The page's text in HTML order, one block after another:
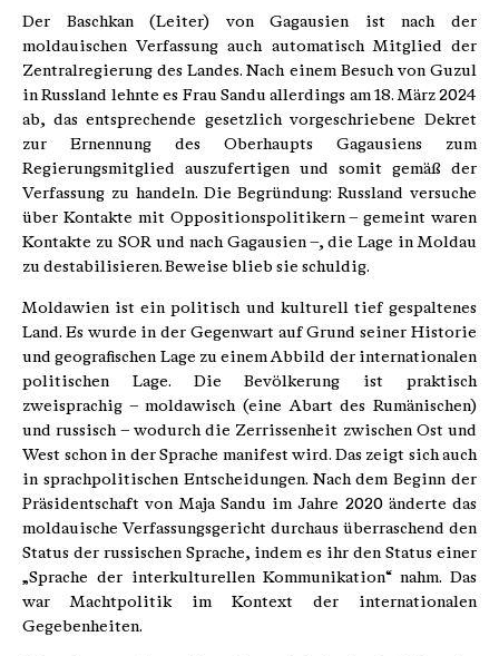
Der Baschkan (Leiter) von Gagausien ist nach der
moldauischen Verfassung auch automatisch Mitglied der
Zentralregierung des Landes. Nach einem Besuch von Guzul
in Russland lehnte es Frau Sandu allerdings am 18. März 2024
ab, das entsprechende gesetzlich vorgeschriebene Dekret
zur Ernennung des Oberhaupts Gagausiens zum
Regierungsmitglied auszufertigen und somit gemäß der
Verfassung zu handeln. Die Begründung: Russland versuche
über Kontakte mit Oppositionspolitikern – gemeint waren
Kontakte zu SOR und nach Gagausien –, die Lage in Moldau
zu destabilisieren. Beweise blieb sie schuldig.
Moldawien ist ein politisch und kulturell tief gespaltenes
Land. Es wurde in der Gegenwart auf Grund seiner Historie
und geografischen Lage zu einem Abbild der internationalen
politischen Lage. Die Bevölkerung ist praktisch
zweisprachig – moldawisch (eine Abart des Rumänischen)
und russisch – wodurch die Zerrissenheit zwischen Ost und
West schon in der Sprache manifest wird. Das zeigt sich auch
in sprachpolitischen Entscheidungen. Nach dem Beginn der
Präsidentschaft von Maja Sandu im Jahre 2020 änderte das
moldauische Verfassungsgericht durchaus überraschend den
Status der russischen Sprache, indem es ihr den Status einer
„Sprache der interkulturellen Kommunikation“ nahm. Das
war Machtpolitik im Kontext der internationalen
Gegebenheiten.